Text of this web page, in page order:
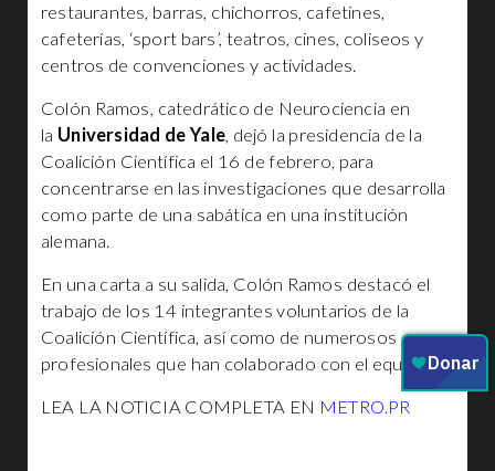
restaurantes, barras, chichorros, cafetines,
cafeterías, ‘sport bars’, teatros, cines, coliseos y
centros de convenciones y actividades.
Colón Ramos, catedrático de Neurociencia en
la Universidad de Yale, dejó la presidencia de la
Coalición Científica el 16 de febrero, para
concentrarse en las investigaciones que desarrolla
como parte de una sabática en una institución
alemana.
En una carta a su salida, Colón Ramos destacó el
trabajo de los 14 integrantes voluntarios de la
Coalición Científica, así como de numerosos
profesionales que han colaborado con el equipo.
LEA LA NOTICIA COMPLETA EN METRO.PR